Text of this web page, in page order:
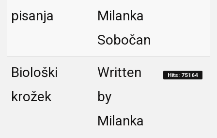
pisanja
Milanka
Sobočan
Biološki
krožek
Written
by
Milanka
Hits: 75164